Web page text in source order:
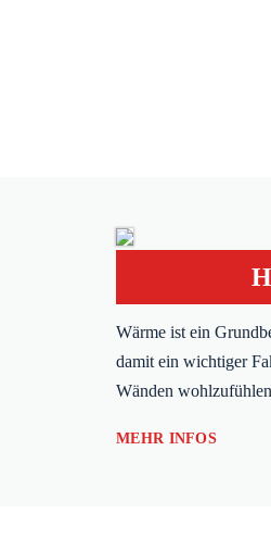
Wärme ist ein
damit ein wichtiger
Wänden
MEHR INFOS